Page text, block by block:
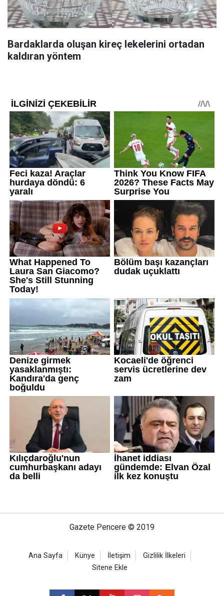
Bardaklarda oluşan kireç lekelerini ortadan
kaldıran yöntem
Gazete Pencere © 2019
Ana Sayfa Künye İletişim
Gizlilik İlkeleri
Sitene Ekle